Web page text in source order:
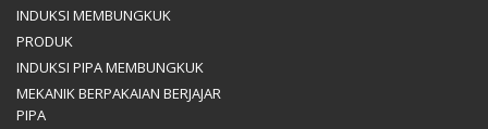
INDUKSI MEMBUNGKUK
PRODUK
INDUKSI PIPA MEMBUNGKUK
MEKANIK BERPAKAIAN BERJAJAR
PIPA